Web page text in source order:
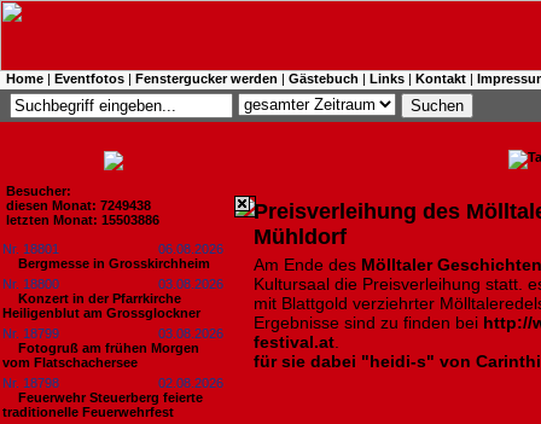
Home | Eventfotos | Fenstergucker werden | Gästebuch | Links | Kontakt |
Besucher:
diesen Monat: 7249438
letzten Monat: 15503886
Nr. 18801
06.08.2026
Bergmesse in Grosskirchheim
Nr. 18800
03.08.2026
Konzert in der Pfarrkirche
Heiligenblut am Grossglockner
Nr. 18799
03.08.2026
Fotogruß am frühen Morgen
vom Flatschachersee
Nr. 18798
02.08.2026
Feuerwehr Steuerberg feierte
traditionelle Feuerwehrfest
Preisverleihung des
Mühldorf
Am Ende des Mölltaler
Kultursaal die Preisverleihung statt.
mit Blattgold verziehrter
Ergebnisse sind zu finden bei http://
festival.at
für sie dabei "heidi-s" von